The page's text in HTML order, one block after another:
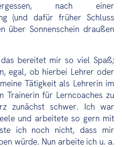
nach einer
(und dafür früher Schluss
über Sonnenschein draußen
bereitet mir so viel Spaß;
egal, ob hierbei Lehrer oder
Tätigkeit als Lehrerin im
Trainerin für Lerncoaches zu
zunächst schwer. Ich war
und arbeitete so gern mit
ich noch nicht, dass mir
würde. Nun arbeite ich u. a.